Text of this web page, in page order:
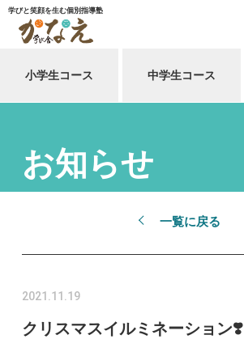
学びと笑顔を生む個別指導塾
小学生コース 中学生コース
お知らせ
一覧に戻る
2021.11.19
クリスマスイルミネーション❣️